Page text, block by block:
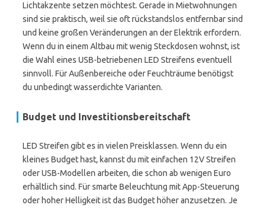
Lichtakzente setzen möchtest. Gerade in Mietwohnungen
sind sie praktisch, weil sie oft rückstandslos entfernbar sind
und keine großen Veränderungen an der Elektrik erfordern.
Wenn du in einem Altbau mit wenig Steckdosen wohnst, ist
die Wahl eines USB-betriebenen LED Streifens eventuell
sinnvoll. Für Außenbereiche oder Feuchträume benötigst
du unbedingt wasserdichte Varianten.
Budget und Investitionsbereitschaft
LED Streifen gibt es in vielen Preisklassen. Wenn du ein
kleines Budget hast, kannst du mit einfachen 12V Streifen
oder USB-Modellen arbeiten, die schon ab wenigen Euro
erhältlich sind. Für smarte Beleuchtung mit App-Steuerung
oder hoher Helligkeit ist das Budget höher anzusetzen. Je